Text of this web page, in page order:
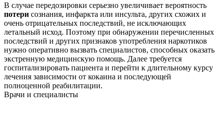
В случае передозировки серьезно увеличивает вероятность
потери сознания, инфаркта или инсульта, других схожих и
очень отрицательных последствий, не исключающих
летальный исход. Поэтому при обнаружении перечисленных
последствий и других признаков употребления наркотиков
нужно оперативно вызвать специалистов, способных оказать
экстренную медицинскую помощь. Далее требуется
госпитализировать пациента и перейти к длительному курсу
лечения зависимости от кокаина и последующей
полноценной реабилитации.
Врачи и специалисты